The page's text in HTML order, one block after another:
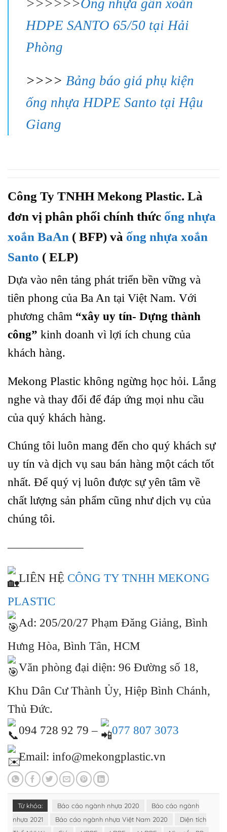
>>>>>>Ống nhựa gân xoắn
HDPE SANTO 65/50 tại Hải
Phòng
>>>> Bảng báo giá phụ kiện
ống nhựa HDPE Santo tại Hậu
Giang
Công Ty TNHH Mekong Plastic. Là
đơn vị phân phối chính thức ống nhựa
xoắn BaAn ( BFP) và ống nhựa xoắn
Santo ( ELP)
Dựa vào nên tảng phát triển bền vững và
tiên phong của Ba An tại Việt Nam. Với
phương châm “xây uy tín- Dựng thành
công” kinh doanh vì lợi ích chung của
khách hàng.
Mekong Plastic không ngừng học hỏi. Lắng
nghe và thay đổi để đáp ứng mọi nhu cầu
của quý khách hàng.
Chúng tôi luôn mang đến cho quý khách sự
uy tín và dịch vụ sau bán hàng một cách tốt
nhất. Để quý vị luôn được sự yên tâm về
chất lượng sản phẩm cũng như dịch vụ của
chúng tôi.
——————–
LIÊN HỆ CÔNG TY TNHH MEKONG
PLASTIC
Ad: 205/20/27 Phạm Đăng Giảng, Bình
Hưng Hòa, Bình Tân, HCM
Văn phòng đại diện: 96 Đường số 18,
Khu Dân Cư Thành Ủy, Hiệp Bình Chánh,
Thủ Đức.
094 728 92 79 –
077 807 3073
Email: info@mekongplastic.vn
Từ khóa: Báo cáo ngành nhựa 2020
Báo cáo ngành
nhựa 2021
Báo cáo ngành nhựa Việt Nam 2020
Diện tích